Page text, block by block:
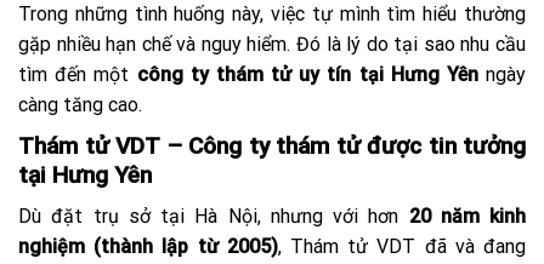
Trong những tình huống này, việc tự mình tìm hiểu thường
gặp nhiều hạn chế và nguy hiểm. Đó là lý do tại sao nhu cầu
tìm đến một công ty thám tử uy tín tại Hưng Yênngày
càng tăng cao.
Thám tử VDT – Công ty thám tử được tin tưởng
tại Hưng Yên
Dù đặt trụ sở tại Hà Nội, nhưng với hơn 20 năm kinh
nghiệm (thành lập từ 2005), Thám tử VDT đã và đang